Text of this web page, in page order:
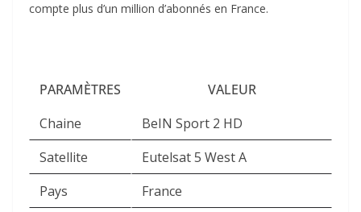
compte plus d’un million d’abonnés en France.
PARAMÈTRES
VALEUR
Chaine
BeIN Sport 2 HD
Satellite
Eutelsat 5 West A
Pays
France